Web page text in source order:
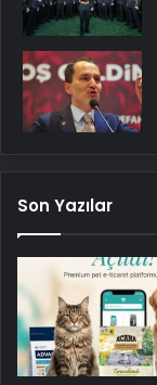
Son Yazılar